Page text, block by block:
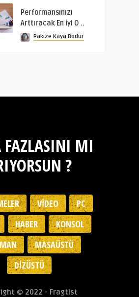
Performansınızı
Arttıracak En İyi O ..
Pakize Kaya Bodur
FAZLASINI MI
?
VIDEO
PC
HABER
KONSOL
MASAÜSTÜ
DIZÜSTÜ
© 2022 - Fragtist